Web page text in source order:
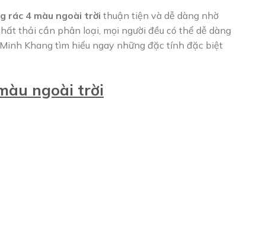
rác 4 màu ngoài trời thuận tiện và dễ dàng nhờ
thải cần phân loại, mọi người đều có thể dễ dàng
Khang tìm hiểu ngay những đặc tính đặc biệt
ngoài trời